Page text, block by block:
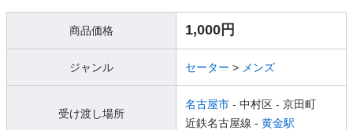
商品価格 1,000円
ジャンル セーター > メンズ
受け渡し場所
名古屋市 - 中村区 - 京田町
近鉄名古屋線 - 黄金駅